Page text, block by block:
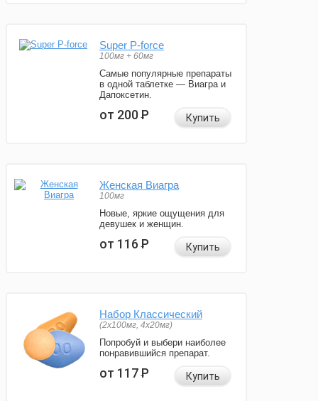
Super P-force
100мг + 60мг
Самые популярные препараты
в одной таблетке — Виагра и
Дапоксетин.
от 200Р Купить
Женская Виагра
100мг
Новые, яркие ощущения для
девушек и женщин.
от 116Р Купить
Набор Классический
(2x100мг, 4x20мг)
Попробуй и выбери наиболее
понравившийся препарат.
от 117Р Купить